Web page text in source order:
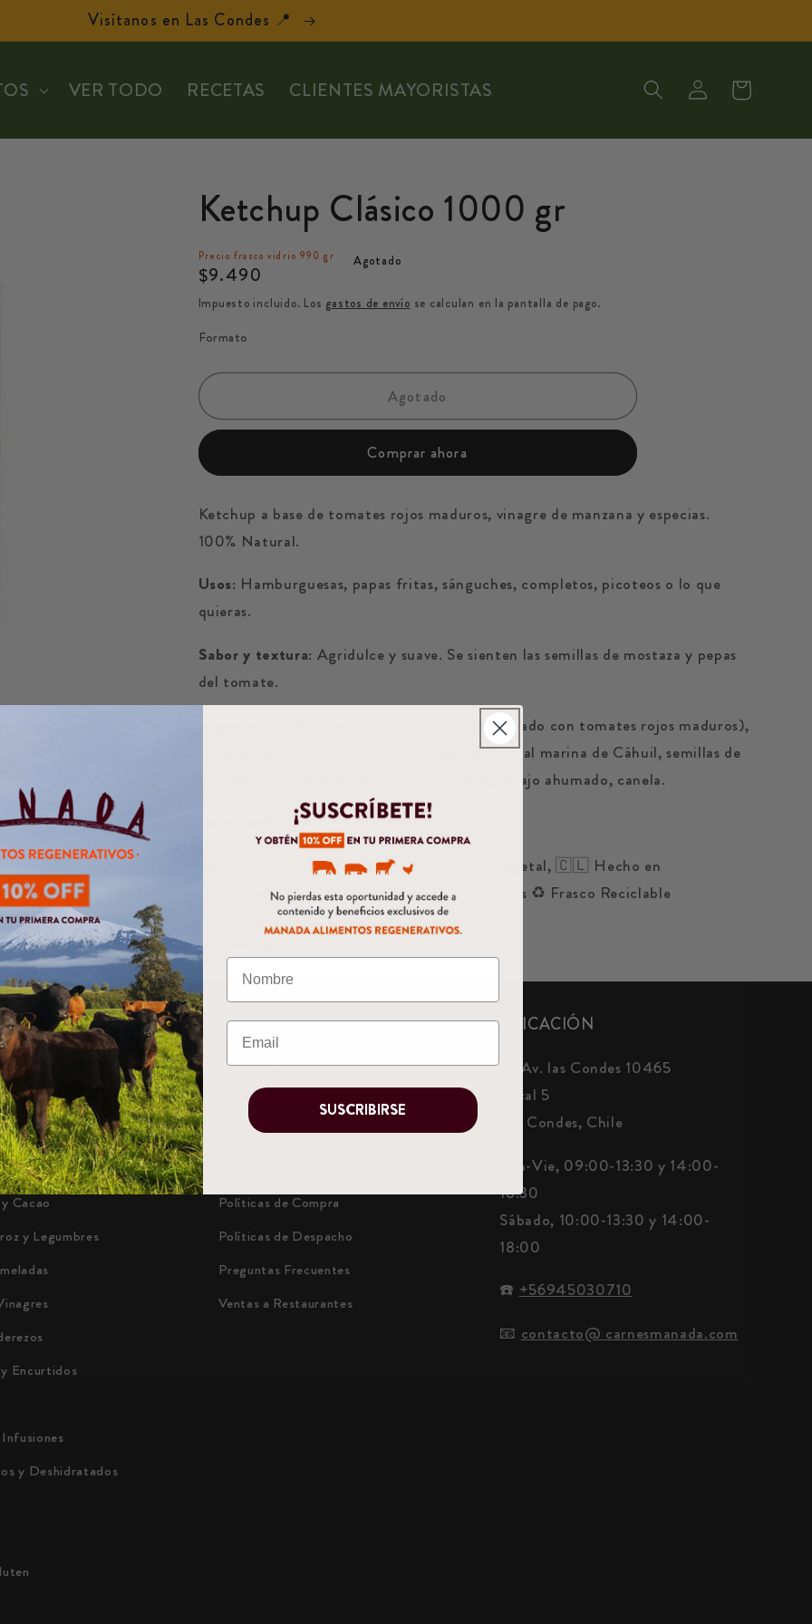
Visítanos en Las Condes 📍
VER TODO RECETAS CLIENTES MAYORISTAS
Iniciar
sesión
Carrito
Ketchup Clásico 1000 gr
Precio frasco vidrio 990 gr
Precio
habitual
$9.490
Agotado
Impuesto incluido. Los gastos de envío se calculan en la pantalla de pago.
Formato
Agotado
Comprar ahora
Ketchup a base de tomates rojos maduros, vinagre de manzana y especias.
100% Natural.
Usos: Hamburguesas, papas fritas, sánguches, completos, picoteos o lo que
quieras.
Sabor y textura: Agridulce y suave. Se sienten las semillas de mostaza y pepas
del tomate.
Concentrado de tomate (elaborado con tomates rojos maduros),
vinagre de manzana, azúcar, cebolla en polvo, sal marina de Cáhuil, semillas de
mostaza, semillas de cilantro, pimienta negra, ajo ahumado, canela.
Recomendación:Con papas fritas.
Sabores Únicos,Etiqueta Limpia 🥒 100% Vegetal, 🇨🇱 Hecho en
Pequeña Producción,Ingredientes Puros ♻️ Frasco Reciclable
y Kombuchas
Cacao
y Legumbres
Encurtidos
y Deshidratados
SERVICIO AL CLIENTE
Quiénes Somos
Blog Informativo
Búsqueda
Políticas de Compra
Políticas de Despacho
Preguntas Frecuentes
Ventas a Restaurantes
UBICACIÓN
📍 Av. las Condes 10465
Local 5
Las Condes, Chile
Lun-Vie, 09:00-13:30 y 14:00-
18:30
Sábado, 10:00-13:30 y 14:00-
18:00
☎️+56945030710
📧contacto@ carnesmanada.com
SUSCRIBIRSE